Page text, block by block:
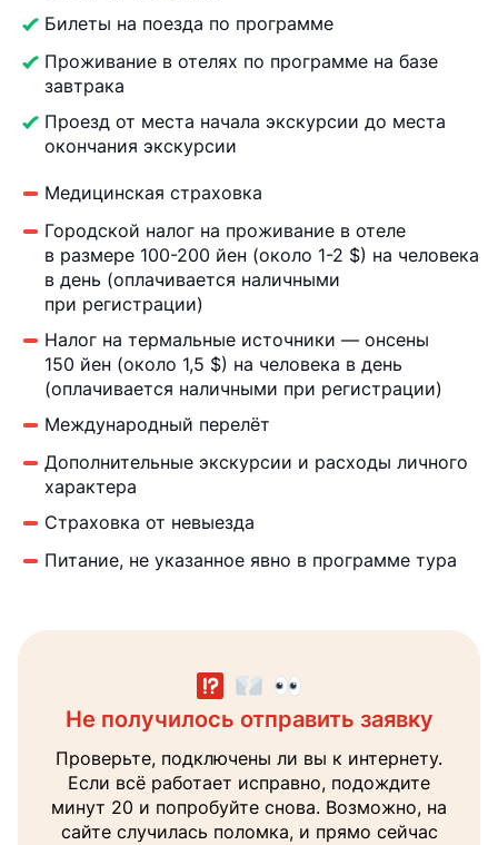
Билеты на поезда по программе
Проживание в отелях по программе на базе
завтрака
Проезд от места начала экскурсии до места
окончания экскурсии
Медицинская страховка
Городской налог на проживание в отеле
в размере 100-200 йен (около 1-2 $) на человека
в день (оплачивается наличными
при регистрации)
Налог на термальные источники — онсены
150 йен (около 1,5 $) на человека в день
(оплачивается наличными при регистрации)
Международный перелёт
Дополнительные экскурсии и расходы личного
характера
Страховка от невыезда
Питание, не указанное явно в программе тура
Получите консультацию
Наш менеджер поможет вам с выбором тура
и ответит на все интересующие вопросы.
Заявка направлена менеджеру
В ближайшее время перезвоним на
указанный вами номер
Не получилось отправить заявку
Проверьте, подключены ли вы к интернету.
Если всё работает исправно, подождите
минут 20 и попробуйте снова. Возможно, на
сайте случилась поломка, и прямо сейчас